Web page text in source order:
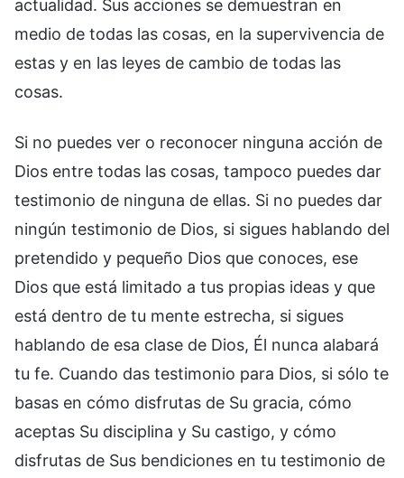
actualidad. Sus acciones se demuestran en
medio de todas las cosas, en la supervivencia de
estas y en las leyes de cambio de todas las
cosas.
Si no puedes ver o reconocer ninguna acción de
Dios entre todas las cosas, tampoco puedes dar
testimonio de ninguna de ellas. Si no puedes dar
ningún testimonio de Dios, si sigues hablando del
pretendido y pequeño Dios que conoces, ese
Dios que está limitado a tus propias ideas y que
está dentro de tu mente estrecha, si sigues
hablando de esa clase de Dios, Él nunca alabará
tu fe. Cuando das testimonio para Dios, si sólo te
basas en cómo disfrutas de Su gracia, cómo
aceptas Su disciplina y Su castigo, y cómo
disfrutas de Sus bendiciones en tu testimonio de